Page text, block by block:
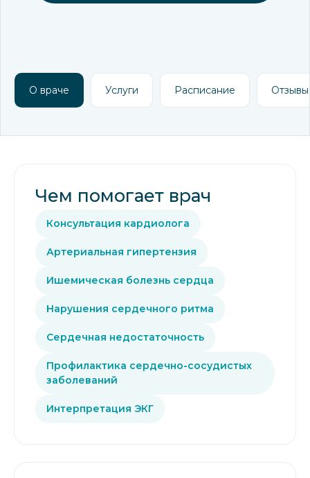
О враче Услуги Расписание Отзывы
Чем помогает врач
Консультация кардиолога
Артериальная гипертензия
Ишемическая болезнь сердца
Нарушения сердечного ритма
Сердечная недостаточность
Профилактика сердечно-сосудистых
заболеваний
Интерпретация ЭКГ